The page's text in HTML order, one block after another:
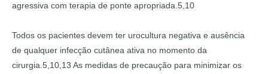
agressiva com terapia de ponte apropriada.5,10
Todos os pacientes devem ter urocultura negativa e ausência
de qualquer infecção cutânea ativa no momento da
cirurgia.5,10,13 As medidas de precaução para minimizar os